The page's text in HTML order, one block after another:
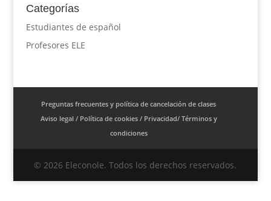
Categorías
Estudiantes de español
Profesores ELE
Preguntas frecuentes y política de cancelación de clases
Aviso legal / Política de cookies / Privacidad/ Términos y
condiciones
© 2026 Eleconole. Todos los derechos reservados.